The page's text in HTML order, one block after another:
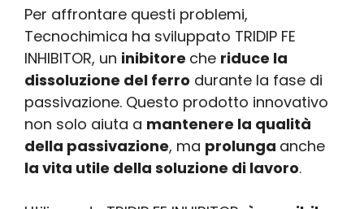
Per affrontare questi problemi,
Tecnochimica ha sviluppato TRIDIP FE
INHIBITOR, un inibitore che riduce la
dissoluzione del ferro durante la fase di
passivazione. Questo prodotto innovativo
non solo aiuta a mantenere la qualità
della passivazione, ma prolunga anche
la vita utile della soluzione di lavoro.